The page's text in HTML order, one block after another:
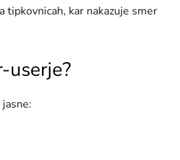
tipkovnicah, kar nakazuje smer
userje?